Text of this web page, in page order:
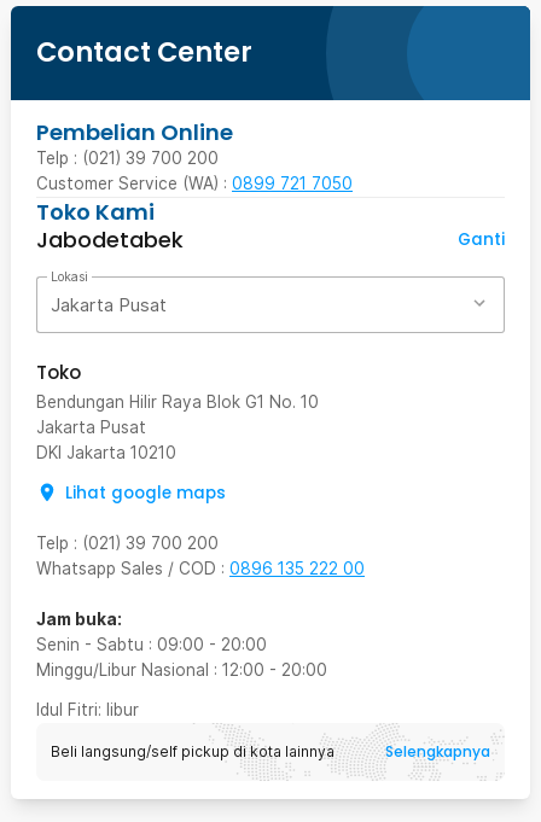
Contact Center
Pembelian Online
Telp : (021) 39 700 200
Customer Service (WA) : 0899 721 7050
Toko Kami
Jabodetabek
Ganti
Lokasi
Jakarta Pusat
Toko
Bendungan Hilir Raya Blok G1 No. 10
Jakarta Pusat
DKI Jakarta 10210
Lihat google maps
Telp : (021) 39 700 200
Whatsapp Sales / COD : 0896 135 222 00
Jam buka:
Senin - Sabtu : 09:00 - 20:00
Minggu/Libur Nasional : 12:00 - 20:00
Idul Fitri: libur
Beli langsung/self pickup di kota lainnya Selengkapnya